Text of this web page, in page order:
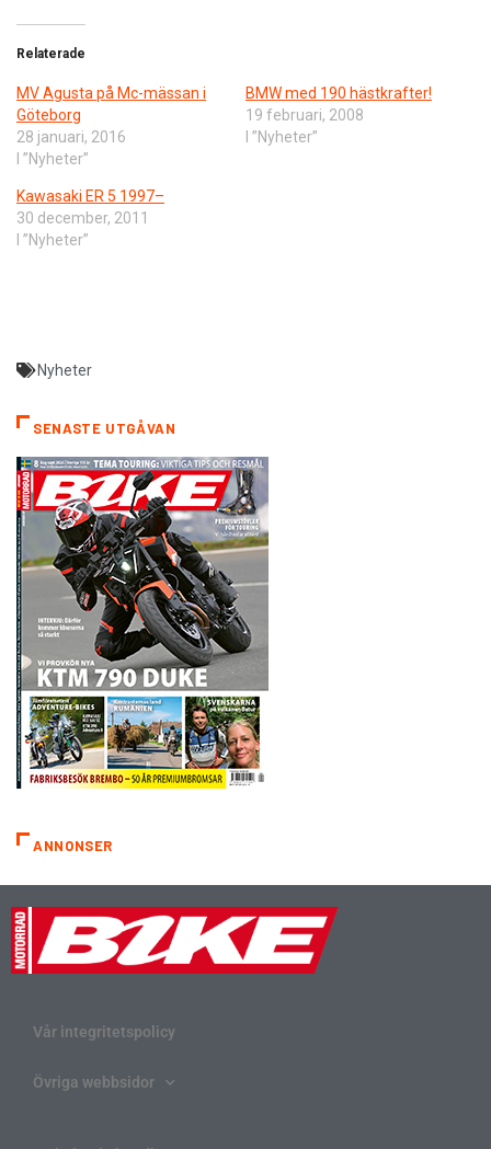
Relaterade
MV Agusta på Mc-mässan i
Göteborg
28 januari, 2016
I ”Nyheter”
BMW med 190 hästkrafter!
19 februari, 2008
I ”Nyheter”
Kawasaki ER 5 1997–
30 december, 2011
I ”Nyheter”
Nyheter
SENASTE UTGÅVAN
ANNONSER
Vår integritetspolicy
Övriga webbsidor